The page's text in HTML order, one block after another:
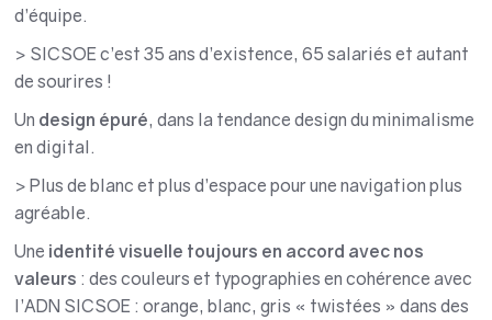
d’équipe.
> SICSOE c’est 35 ans d’existence, 65 salariés et autant
de sourires !
Un design épuré, dans la tendance design du minimalisme
en digital.
> Plus de blanc et plus d’espace pour une navigation plus
agréable.
Une identité visuelle toujours en accord avec nos
valeurs : des couleurs et typographies en cohérence avec
l’ADN SICSOE : orange, blanc, gris « twistées » dans des